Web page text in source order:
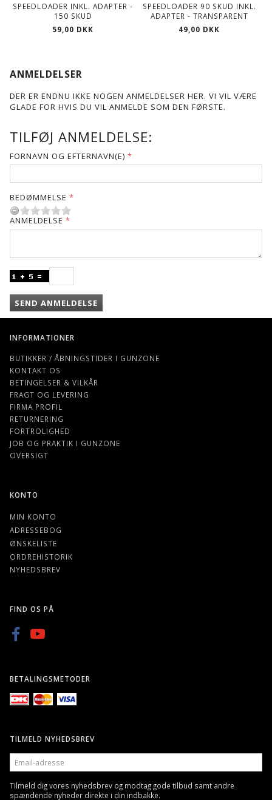
SPEEDLOADER INKL. ADAPTER -
150 SKUD
59,00 DKK
SPEEDLOADER 90 SKUD INKL.
ADAPTER - TRANSPARENT
49,00 DKK
ANMELDELSER
DER ER ENDNU IKKE NOGEN ANMELDELSER HER. VI VIL VÆRE
GLADE FOR HVIS DU VIL ANMELDE SOM DEN FØRSTE.
TILFØJ ANMELDELSE:
FORNAVN OG EFTERNAVN(E)
BEDØMMELSE
ANMELDELSE
SEND ANMELDELSE
INFORMATIONER
BUTIKKER / ÅBNINGSTIDER I GUNZONE
KONTAKT OS
BETINGELSER & VILKÅR
FRAGT OG LEVERING
FIRMA PROFIL
RETURNERING
FORTROLIGHED
JOB OG PRAKTIK I GUNZONE
OVERSIGT
KONTO
MIN KONTO
ADRESSEBOG
ØNSKELISTE
ORDREHISTORIK
NYHEDSBREV
FIND OS PÅ
BETALINGSMETODER
TILMELD NYHEDSBREV
EMAIL-
ADRESSE
Tilmeld dig vores nyhedsbrev og modtag gode tilbud samt andre
spændende nyheder direkte i din indbakke.